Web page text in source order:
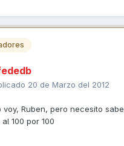
20 de Marzo del 2012
voy, Ruben, pero necesito
100 por 100